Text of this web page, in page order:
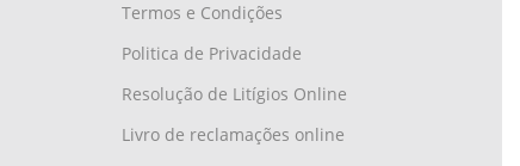
Termos e Condições
Politica de Privacidade
Resolução de Litígios Online
Livro de reclamações online